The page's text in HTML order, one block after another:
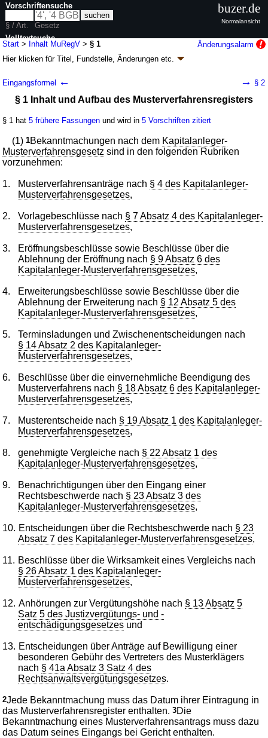
Start > Inhalt MuRegV >§ 1
Änderungsalarm
Hier klicken fürTitel, Fundstelle, Änderungen etc.
(MuRegV)
V. v. 14.12.2012BGBl. I S. 2694(Nr. 60); zuletzt geändert durchArtikel 2
Geltung ab 22.12.2012; FNA: 310-24-1Zivilprozess, Zwangsversteigerung
5 weitere Fassungen | wird in 5 Vorschriften zitiert
Eingangsformel ← → § 2
§ 1 Inhalt und Aufbau des Musterverfahrensregisters
§ 1 hat5 frühere Fassungen und wird in5 Vorschriften zitiert
(1)1Bekanntmachungen nach dem Kapitalanleger-
Musterverfahrensgesetz sind in den folgenden Rubriken
vorzunehmen:
1. Musterverfahrensanträge nach § 4 des Kapitalanleger-
Musterverfahrensgesetzes,
2. Vorlagebeschlüsse nach § 7 Absatz 4 des Kapitalanleger-
Musterverfahrensgesetzes,
3.
Eröffnungsbeschlüsse sowie Beschlüsse über die
Ablehnung der Eröffnung nach § 9 Absatz 6 des
Kapitalanleger-Musterverfahrensgesetzes,
4.
Erweiterungsbeschlüsse sowie Beschlüsse über die
Ablehnung der Erweiterung nach § 12 Absatz 5 des
Kapitalanleger-Musterverfahrensgesetzes,
5.
Terminsladungen und Zwischenentscheidungen nach
§ 14 Absatz 2 des Kapitalanleger-
Musterverfahrensgesetzes,
6.
Beschlüsse über die einvernehmliche Beendigung des
Musterverfahrens nach § 18 Absatz 6 des Kapitalanleger-
Musterverfahrensgesetzes,
7. Musterentscheide nach § 19 Absatz 1 des Kapitalanleger-
Musterverfahrensgesetzes,
8. genehmigte Vergleiche nach § 22 Absatz 1 des
Kapitalanleger-Musterverfahrensgesetzes,
9.
Benachrichtigungen über den Eingang einer
Rechtsbeschwerde nach § 23 Absatz 3 des
Kapitalanleger-Musterverfahrensgesetzes,
10. Entscheidungen über die Rechtsbeschwerde nach § 23
Absatz 7 des Kapitalanleger-Musterverfahrensgesetzes,
11. Beschlüsse über die Wirksamkeit eines Vergleichs nach
§ 26 Absatz 1 des Kapitalanleger-
Musterverfahrensgesetzes,
12. Anhörungen zur Vergütungshöhe nach § 13 Absatz 5
Satz 5 des Justizvergütungs- und -
entschädigungsgesetzes und
13. Entscheidungen über Anträge auf Bewilligung einer
besonderen Gebühr des Vertreters des Musterklägers
nach § 41a Absatz 3 Satz 4 des
Rechtsanwaltsvergütungsgesetzes.
2Jede Bekanntmachung muss das Datum ihrer Eintragung in
das Musterverfahrensregister enthalten.3Die
Bekanntmachung eines Musterverfahrensantrags muss dazu
das Datum seines Eingangs bei Gericht enthalten.
Vorschriftensuche
§ / Art.
Gesetz
Volltextsuche
nur in MuRegV
buzer.de
Normalansicht